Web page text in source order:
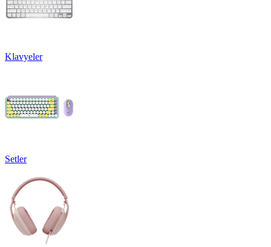
Klavyeler
Setler